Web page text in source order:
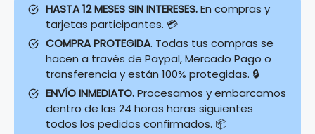
$11,500.$9,775.
HASTA 12 MESES SIN INTERESES.En compras y
tarjetas participantes. 💳
COMPRA PROTEGIDA. Todas tus compras se
hacen a través de Paypal, Mercado Pago o
transferencia y están 100% protegidas. 🔒
ENVÍO INMEDIATO.Procesamos y embarcamos
dentro de las 24 horas horas siguientes
todos los pedidos confirmados. 📦